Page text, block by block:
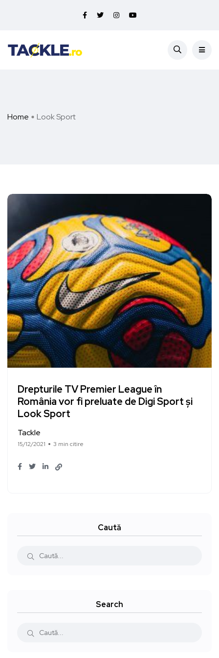
Home Look Sport
Drepturile TV Premier League în
România vor fi preluate de Digi Sport și
Look Sport
Tackle
15/12/2021 3 min citire
Caută
Search